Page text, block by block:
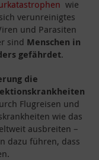
wie
verunreinigtes
und Parasiten
sind Menschen in
gefährdet.
die
Flugreisen und
wie das
ausbreiten –
dazu führen, dass